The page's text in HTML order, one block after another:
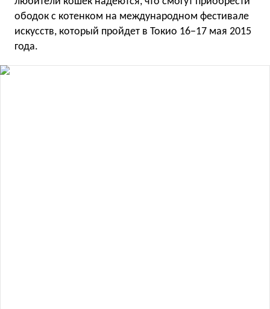
ободок с котенком на международном фестивале
искусств, который пройдет в Токио 16−17 мая 2015
года.